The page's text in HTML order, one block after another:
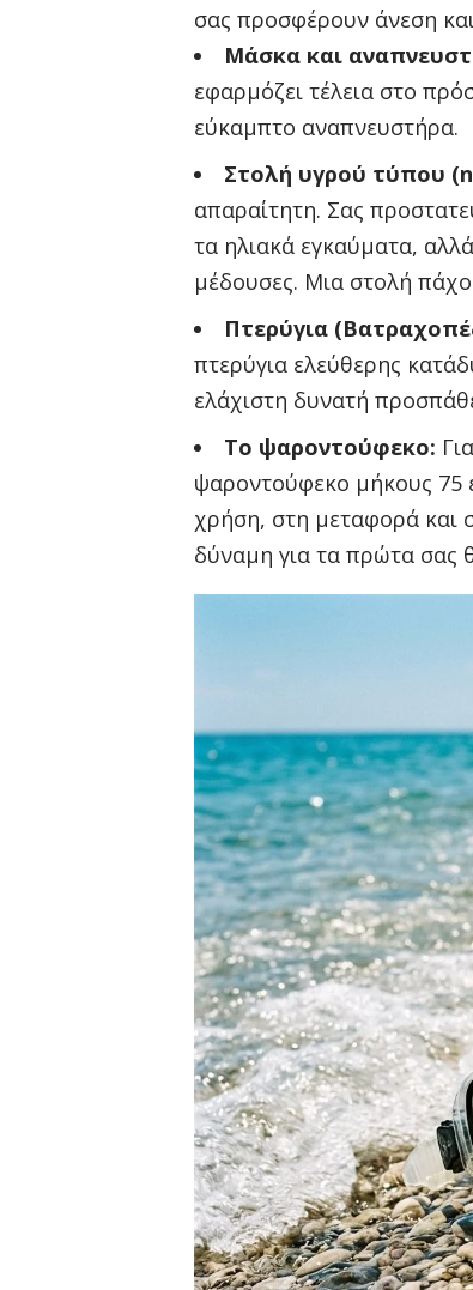
σας προσφέρουν άνεση
Μάσκα και
εφαρμόζει τέλεια στο
εύκαμπτο αναπνευστήρα.
Στολή υγρού τύπου
απαραίτητη. Σας
τα ηλιακά εγκαύματα,
μέδουσες. Μια στολή
Πτερύγια
πτερύγια ελεύθερης
ελάχιστη δυνατή
Το ψαροντούφεκο:
ψαροντούφεκο μήκους 75
χρήση, στη μεταφορά και
δύναμη για τα πρώτα σας